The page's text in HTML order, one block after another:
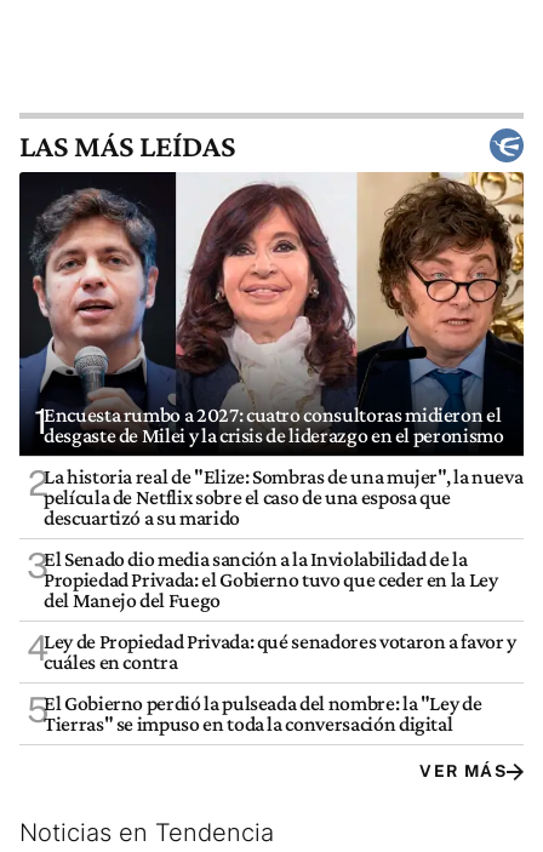
LAS MÁS LEÍDAS
1Encuesta rumbo a 2027: cuatro consultoras midieron el
desgaste de Milei y la crisis de liderazgo en el peronismo
2La historia real de "Elize: Sombras de una mujer", la nueva
película de Netflix sobre el caso de una esposa que
descuartizó a su marido
3El Senado dio media sanción a la Inviolabilidad de la
Propiedad Privada: el Gobierno tuvo que ceder en la Ley
del Manejo del Fuego
4Ley de Propiedad Privada: qué senadores votaron a favor y
cuáles en contra
5El Gobierno perdió la pulseada del nombre: la "Ley de
Tierras" se impuso en toda la conversación digital
VER MÁS
Noticias en Tendencia